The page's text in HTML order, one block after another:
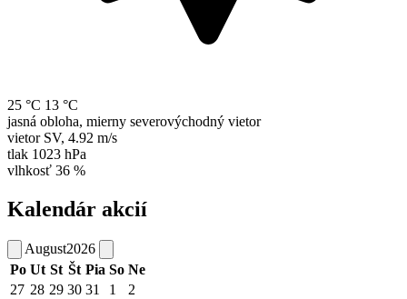
25 °C 13 °C
jasná obloha, mierny severovýchodný vietor
vietor SV, 4.92 m/s
tlak 1023 hPa
vlhkosť 36 %
Kalendár akcií
August2026
Po Ut St Št Pia So Ne
27 28 29 30 31 1
2